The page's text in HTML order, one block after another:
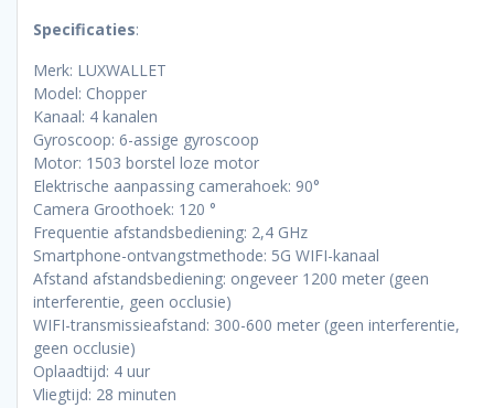
Specificaties:
Merk: LUXWALLET
Model: Chopper
Kanaal: 4 kanalen
Gyroscoop: 6-assige gyroscoop
Motor: 1503 borstel loze motor
Elektrische aanpassing camerahoek: 90°
Camera Groothoek: 120 °
Frequentie afstandsbediening: 2,4 GHz
Smartphone-ontvangstmethode: 5G WIFI-kanaal
Afstand afstandsbediening: ongeveer 1200 meter (geen
interferentie, geen occlusie)
WIFI-transmissieafstand: 300-600 meter (geen interferentie,
geen occlusie)
Oplaadtijd: 4 uur
Vliegtijd: 28 minuten